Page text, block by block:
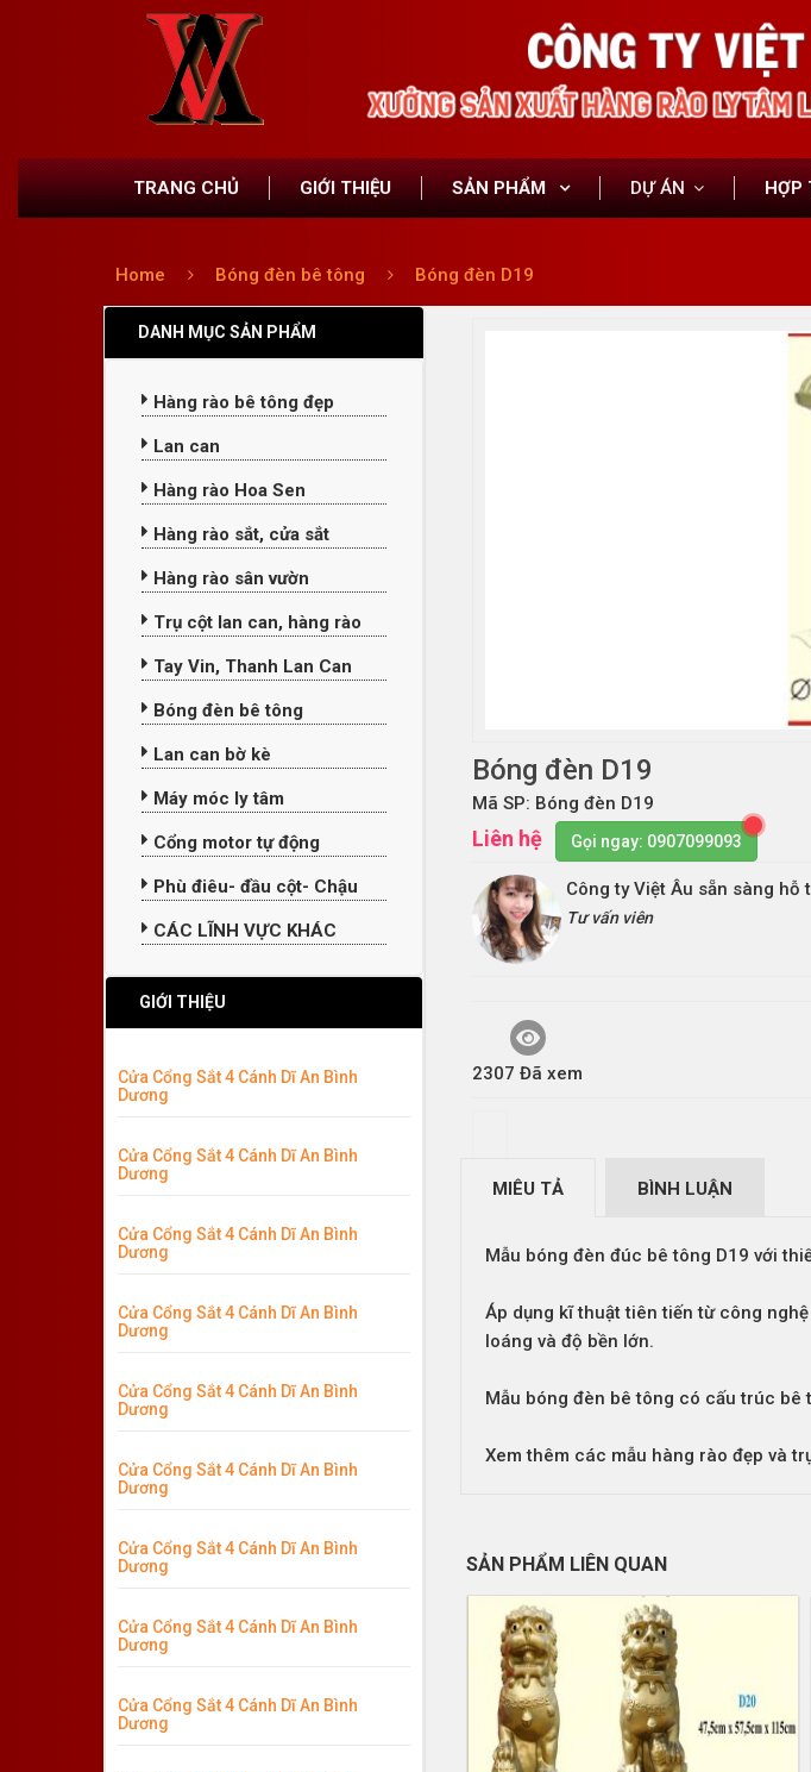
TRANG CHỦ GIỚI THIỆU SẢN PHẨM DỰ ÁN HỢP
Home Bóng đèn bê tông Bóng đèn D19
DANH MỤC SẢN PHẨM
Hàng rào bê tông đẹp
Lan can
Hàng rào Hoa Sen
Hàng rào sắt, cửa sắt
Hàng rào sân vườn
Trụ cột lan can, hàng rào
Tay Vin, Thanh Lan Can
Bóng đèn bê tông
Lan can bờ kè
Máy móc ly tâm
Cổng motor tự động
Phù điêu- đầu cột- Chậu
CÁC LĨNH VỰC KHÁC
GIỚI THIỆU
Cửa Cổng Sắt 4 Cánh Dĩ An Bình
Dương
Cửa Cổng Sắt 4 Cánh Dĩ An Bình
Dương
Cửa Cổng Sắt 4 Cánh Dĩ An Bình
Dương
Cửa Cổng Sắt 4 Cánh Dĩ An Bình
Dương
Cửa Cổng Sắt 4 Cánh Dĩ An Bình
Dương
Cửa Cổng Sắt 4 Cánh Dĩ An Bình
Dương
Cửa Cổng Sắt 4 Cánh Dĩ An Bình
Dương
Cửa Cổng Sắt 4 Cánh Dĩ An Bình
Dương
Cửa Cổng Sắt 4 Cánh Dĩ An Bình
Dương
Bóng đèn D19
Mã SP: Bóng đèn D19
Liên hệ Gọi ngay: 0907099093
Công ty Việt Âu sẵn sàng
Tư vấn viên
2307 Đã xem
MIÊU TẢ BÌNH LUẬN
Mẫu bóng đèn đúc bê tông D19 với
Áp dụng kĩ thuật tiên tiến từ công
loáng và độ bền lớn.
Mẫu bóng đèn bê tông có cấu trúc bê
Xem thêm các mẫu hàng rào đẹp và
SẢN PHẨM LIÊN QUAN